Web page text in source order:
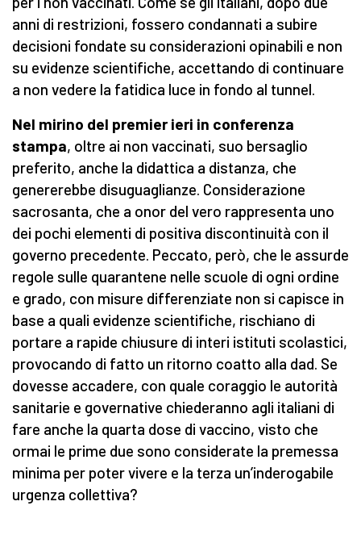
anni di restrizioni, fossero condannati a subire
decisioni fondate su considerazioni opinabili e non
su evidenze scientifiche, accettando di continuare
a non vedere la fatidica luce in fondo al tunnel.
Nel mirino del premier ieri in conferenza
stampa, oltre ai non vaccinati, suo bersaglio
preferito, anche la didattica a distanza, che
genererebbe disuguaglianze. Considerazione
sacrosanta, che a onor del vero rappresenta uno
dei pochi elementi di positiva discontinuità con il
governo precedente. Peccato, però, che le assurde
regole sulle quarantene nelle scuole di ogni ordine
e grado, con misure differenziate non si capisce in
base a quali evidenze scientifiche, rischiano di
portare a rapide chiusure di interi istituti scolastici,
provocando di fatto un ritorno coatto alla dad. Se
dovesse accadere, con quale coraggio le autorità
sanitarie e governative chiederanno agli italiani di
fare anche la quarta dose di vaccino, visto che
ormai le prime due sono considerate la premessa
minima per poter vivere e la terza un’inderogabile
urgenza collettiva?